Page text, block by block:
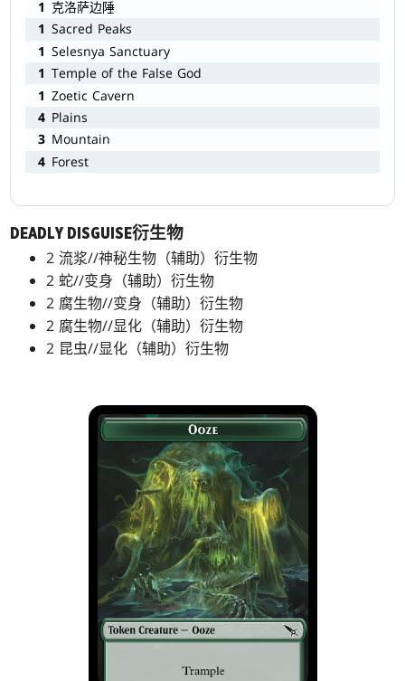
1 克洛萨边陲
1 Sacred Peaks
1 Selesnya Sanctuary
1 Temple of the False God
1 Zoetic Cavern
4 Plains
3 Mountain
4 Forest
DEADLY DISGUISE衍生物
2 流浆//神秘生物（辅助）衍生物
2 蛇//变身（辅助）衍生物
2 腐生物//变身（辅助）衍生物
2 腐生物//显化（辅助）衍生物
2 昆虫//显化（辅助）衍生物